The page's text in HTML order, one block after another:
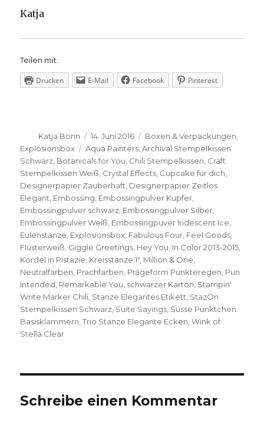
Katja
Teilen mit:
Drucken E-Mail Facebook Pinterest
Autor
Katja Bonn
Veröffentlicht
am
14. Juni 2016 Kategorien
Boxen & Verpackungen
Explosionsbox
Schlagwörter
Aqua Painters ,Archival Stempelkissen
Schwarz Botanicals for You Chili Stempelkissen Craft
Stempelkissen Weiß Crystal Effects Cupcake für dich
Designerpapier Zauberhaft Designerpapier Zeitlos
Elegant Embossing Embossingpulver Kupfer
Embossingpulver schwarz Embossingpulver Silber
Embossingpulver Weiß Embossingpuver Iridescent Ice
Eulenstanze Explosionsbox Fabulous Four Feel Goods
Flüsterweiß Giggle Greetings Hey You In Color 2013-2015
Kordel in Pistazie Kreisstanze 1" Million & One
Neutralfarben Prachfarben Prägeform Punkteregen Pun
Intended Remarkable You schwarzer Karton Stampin'
Write Marker Chili Stanze Elegantes Etikett StazOn
Stempelkissen Schwarz Suite Sayings Süsse Pünktchen
Basisklammern ,Trio Stanze Elegante Ecken ,Wink of
Stella Clear
Schreibe einen Kommentar